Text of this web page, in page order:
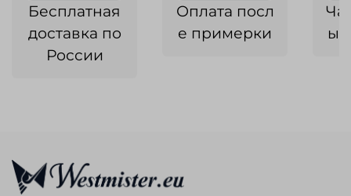
Бесплатная
доставка по
России
Оплата посл
е примерки